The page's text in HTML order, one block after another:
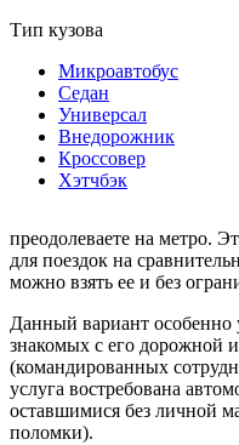
Тип кузова
Микроавтобус
Седан
Универсал
Внедорожник
Кроссовер
Хэтчбэк
преодолеваете на метро.
для поездок на
можно взять ее и без
Данный вариант особенно
знакомых с его дорожной
(командированных
услуга востребована
оставшимися без личной
поломки).